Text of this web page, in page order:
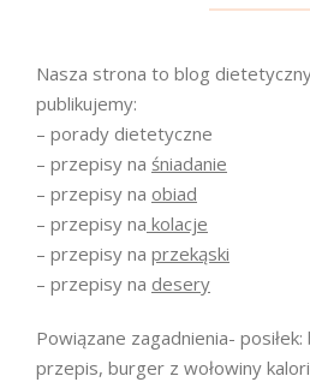
Nasza strona to blog
publikujemy:
– porady dietetyczne
– przepisy na śniadanie
– przepisy na obiad
– przepisy na kolacje
– przepisy na przekąski
– przepisy na desery
Powiązane zagadnienia- posiłek:
przepis, burger z wołowiny